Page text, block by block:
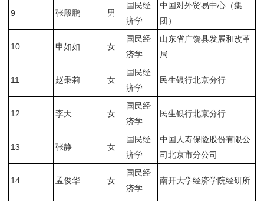
9 张殷鹏 男
国民经
济学
中国对外贸易中心（集
团）
10 申如如 女
国民经
济学
山东省广饶县发展和改革
局
11 赵秉莉 女
国民经
济学
民生银行北京分行
12 李天 女
国民经
济学
民生银行北京分行
13 张静 女
国民经
济学
中国人寿保险股份有限公
司北京市分公司
14 孟俊华 女
国民经
济学
南开大学经济学院经研所